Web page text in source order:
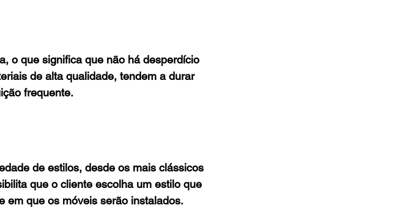
o que significa que não há desperdício
de alta qualidade, tendem a durar
frequente.
de estilos, desde os mais clássicos
que o cliente escolha um estilo que
em que os móveis serão instalados.